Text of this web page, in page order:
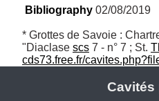
Bibliography 02/08/2019
* Grottes de Savoie :
"Diaclase scs 7 - n° 7 ; St.
cds73.free.fr/
Cavités